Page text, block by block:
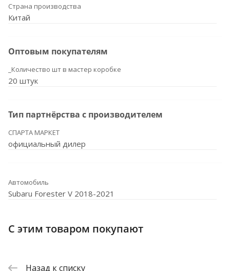
Страна производства
Китай
Оптовым покупателям
_Количество шт в мастер коробке
20 штук
Тип партнёрства с производителем
СПАРТА МАРКЕТ
официальный дилер
Автомобиль
Subaru Forester V 2018-2021
С этим товаром покупают
Назад к списку